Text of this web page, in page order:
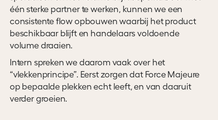
één sterke partner te werken, kunnen we een
consistente flow opbouwen waarbij het product
beschikbaar blijft en handelaars voldoende
volume draaien.
Intern spreken we daarom vaak over het
“vlekkenprincipe”. Eerst zorgen dat Force Majeure
op bepaalde plekken echt leeft, en van daaruit
verder groeien.